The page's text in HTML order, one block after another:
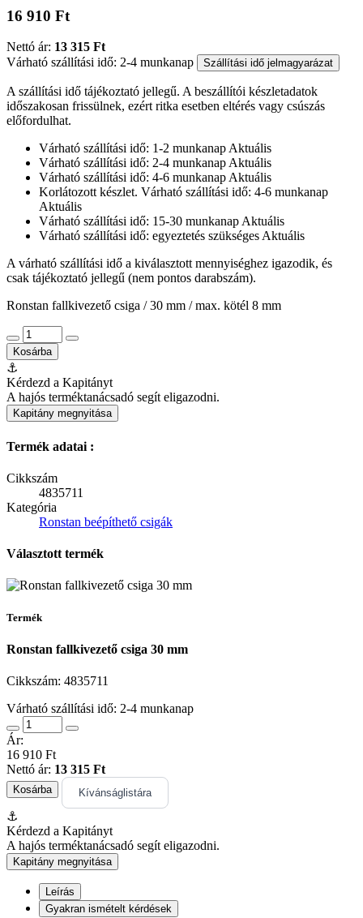
16 910 Ft
Nettó ár: 13 315 Ft
Várható szállítási idő: 2-4 munkanap
Szállítási idő jelmagyarázat
A szállítási idő tájékoztató jellegű. A beszállítói készletadatok
időszakosan frissülnek, ezért ritka esetben eltérés vagy csúszás
előfordulhat.
Várható szállítási idő: 1-2 munkanapAktuális
Várható szállítási idő: 2-4 munkanapAktuális
Várható szállítási idő: 4-6 munkanapAktuális
Korlátozott készlet. Várható szállítási idő: 4-6 munkanap
Aktuális
Várható szállítási idő: 15-30 munkanapAktuális
Várható szállítási idő: egyeztetés szükségesAktuális
A várható szállítási idő a kiválasztott mennyiséghez igazodik, és
csak tájékoztató jellegű (nem pontos darabszám).
Ronstan fallkivezető csiga / 30 mm / max. kötél 8 mm
Kosárba
⚓
Kérdezd a Kapitányt
A hajós terméktanácsadó segít eligazodni.
Kapitány megnyitása
Termék adatai :
Cikkszám
4835711
Kategória
Ronstan beépíthető csigák
Választott termék
Termék
Ronstan fallkivezető csiga 30 mm
Cikkszám: 4835711
Várható szállítási idő: 2-4 munkanap
Ár:
16 910 Ft
Nettó ár: 13 315 Ft
Kosárba Kívánságlistára
⚓
Kérdezd a Kapitányt
A hajós terméktanácsadó segít eligazodni.
Kapitány megnyitása
Leírás
Gyakran ismételt kérdések